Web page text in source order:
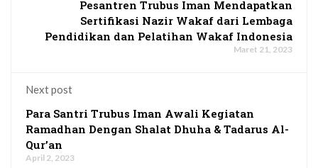
Pesantren Trubus Iman Mendapatkan
Sertifikasi Nazir Wakaf dari Lembaga
Pendidikan dan Pelatihan Wakaf Indonesia
Maret 21, 2023
Next post
Para Santri Trubus Iman Awali Kegiatan
Ramadhan Dengan Shalat Dhuha & Tadarus Al-
Qur’an
April 2, 2023